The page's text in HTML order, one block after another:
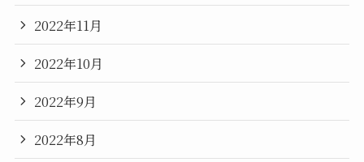
2022年11月
2022年10月
2022年9月
2022年8月